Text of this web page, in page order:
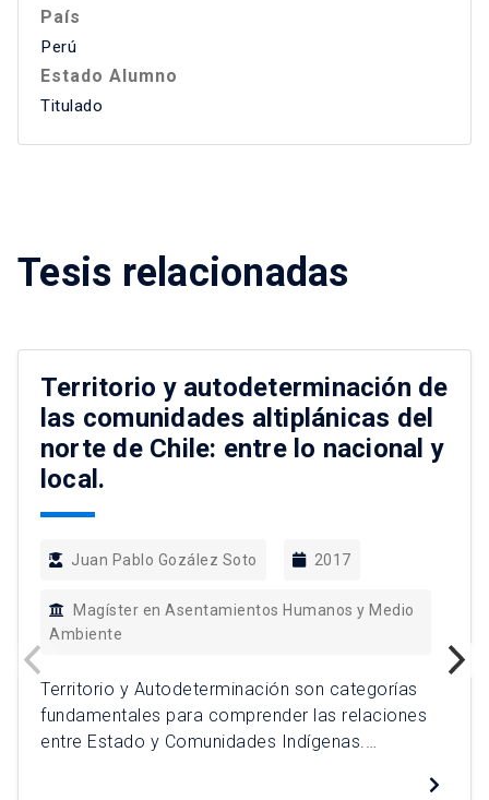
País
Perú
Estado Alumno
Titulado
Tesis relacionadas
Territorio y autodeterminación de
las comunidades altiplánicas del
norte de Chile: entre lo nacional y
local.
Juan Pablo Gozález Soto 2017
Magíster en Asentamientos Humanos y Medio
Ambiente
Territorio y Autodeterminación son categorías
fundamentales para comprender las relaciones
entre Estado y Comunidades Indígenas.